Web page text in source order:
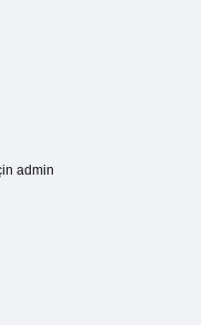
admin